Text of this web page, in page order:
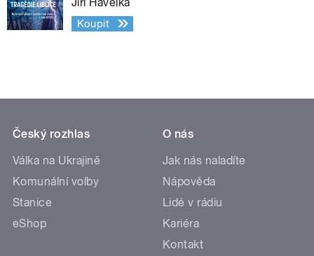
Koupit
Český rozhlas
Válka na Ukrajině
Komunální volby
Stanice
eShop
O nás
Jak nás naladíte
Nápověda
Lidé v rádiu
Kariéra
Kontakt